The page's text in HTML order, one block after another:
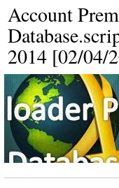
Account
2014 [02/04/